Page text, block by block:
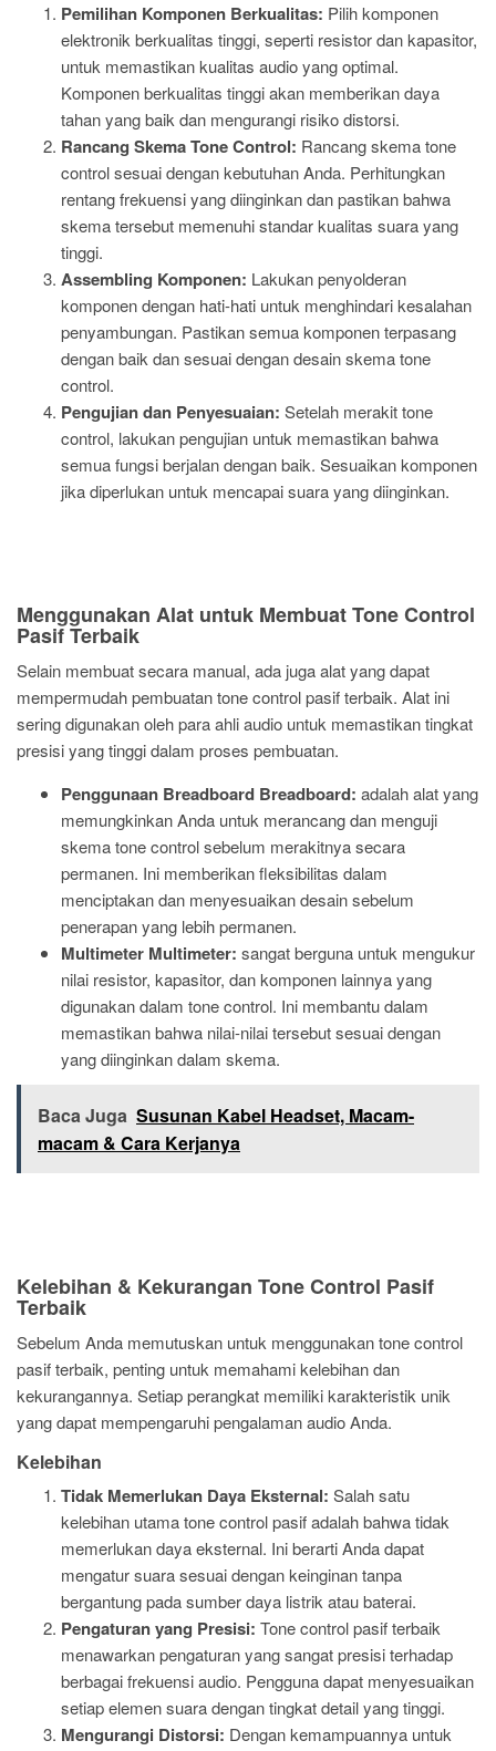
Pemilihan Komponen Berkualitas: Pilih komponen
elektronik berkualitas tinggi, seperti resistor dan kapasitor,
untuk memastikan kualitas audio yang optimal.
Komponen berkualitas tinggi akan memberikan daya
tahan yang baik dan mengurangi risiko distorsi.
Rancang Skema Tone Control: Rancang skema tone
control sesuai dengan kebutuhan Anda. Perhitungkan
rentang frekuensi yang diinginkan dan pastikan bahwa
skema tersebut memenuhi standar kualitas suara yang
tinggi.
Assembling Komponen: Lakukan penyolderan
komponen dengan hati-hati untuk menghindari kesalahan
penyambungan. Pastikan semua komponen terpasang
dengan baik dan sesuai dengan desain skema tone
control.
Pengujian dan Penyesuaian: Setelah merakit tone
control, lakukan pengujian untuk memastikan bahwa
semua fungsi berjalan dengan baik. Sesuaikan komponen
jika diperlukan untuk mencapai suara yang diinginkan.
Menggunakan Alat untuk Membuat Tone Control
Pasif Terbaik
Selain membuat secara manual, ada juga alat yang dapat
mempermudah pembuatan tone control pasif terbaik. Alat ini
sering digunakan oleh para ahli audio untuk memastikan tingkat
presisi yang tinggi dalam proses pembuatan.
Penggunaan Breadboard Breadboard: adalah alat yang
memungkinkan Anda untuk merancang dan menguji
skema tone control sebelum merakitnya secara
permanen. Ini memberikan fleksibilitas dalam
menciptakan dan menyesuaikan desain sebelum
penerapan yang lebih permanen.
Multimeter Multimeter: sangat berguna untuk mengukur
nilai resistor, kapasitor, dan komponen lainnya yang
digunakan dalam tone control. Ini membantu dalam
memastikan bahwa nilai-nilai tersebut sesuai dengan
yang diinginkan dalam skema.
Baca Juga Susunan Kabel Headset, Macam-
macam & Cara Kerjanya
Kelebihan & Kekurangan Tone Control Pasif
Terbaik
Sebelum Anda memutuskan untuk menggunakan tone control
pasif terbaik, penting untuk memahami kelebihan dan
kekurangannya. Setiap perangkat memiliki karakteristik unik
yang dapat mempengaruhi pengalaman audio Anda.
Kelebihan
Tidak Memerlukan Daya Eksternal: Salah satu
kelebihan utama tone control pasif adalah bahwa tidak
memerlukan daya eksternal. Ini berarti Anda dapat
mengatur suara sesuai dengan keinginan tanpa
bergantung pada sumber daya listrik atau baterai.
Pengaturan yang Presisi: Tone control pasif terbaik
menawarkan pengaturan yang sangat presisi terhadap
berbagai frekuensi audio. Pengguna dapat menyesuaikan
setiap elemen suara dengan tingkat detail yang tinggi.
Mengurangi Distorsi: Dengan kemampuannya untuk